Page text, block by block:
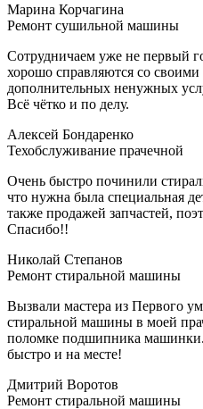
Марина Корчагина
Ремонт сушильной машины
Сотрудничаем уже не первый
хорошо справляются со
дополнительных ненужных
Всё чётко и по делу.
Алексей Бондаренко
Техобслуживание прачечной
Очень быстро починили
что нужна была специальная
также продажей запчастей,
Спасибо!!
Николай Cтепанов
Ремонт стиральной машины
Вызвали мастера из Первого
стиральной машины в моей
поломке подшипника
быстро и на месте!
Дмитрий Воротов
Ремонт стиральной машины